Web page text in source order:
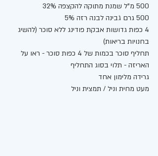
500 מ"ל שמנת מתוקה להקצפה 32%
500 גרם גבינה לבנה רזה 5%
4 כפות גדושות אבקת פודינג ללא סוכר (להשיג
בחנויות בריאות)
תחליף סוכר בכמות של 4 כפות סוכר - ראו על
האריזה - תלוי בסוג התחליף
גרידה מלימון אחד
מעט מחית וניל / תמצית וניל